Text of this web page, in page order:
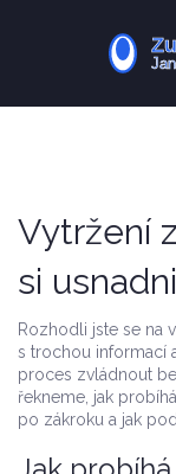
Zotavení po
Vytržení
si
Rozhodli jste se na
s trochou informací
proces zvládnout
řekneme, jak
po zákroku a jak